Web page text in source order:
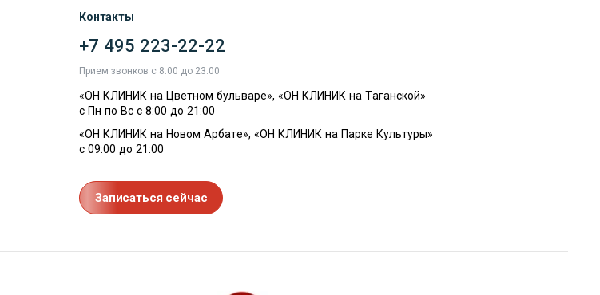
Контакты
+7 495 223-22-22
Прием звонков с 8:00 до 23:00
«ОН КЛИНИК на Цветном бульваре», «ОН КЛИНИК на Таганской»
с Пн по Вс с 8:00 до 21:00
«ОН КЛИНИК на Новом Арбате», «ОН КЛИНИК на Парке Культуры»
с 09:00 до 21:00
Записаться сейчас